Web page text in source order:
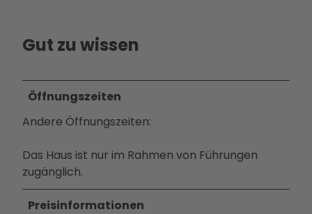
Ausb
g
Gut zu wissen
Öffnungszeiten
Andere Öffnungszeiten:
Das Haus ist nur im Rahmen von Führungen
zugänglich.
Preisinformationen